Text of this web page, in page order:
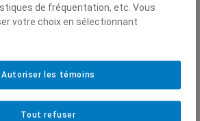
sur le
de fréquentation, etc. Vous
votre choix en sélectionnant
Tout refuser
Autoriser les témoins